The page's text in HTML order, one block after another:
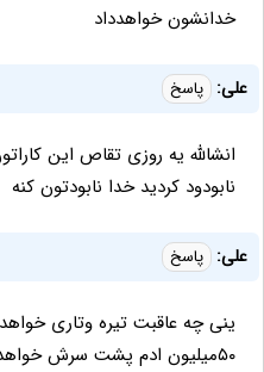
خدانشون خواهدداد
علی: پاسخ
انشالله یه روزی تقاص این
نابودود کردید خدا نابودتون کنه
علی: پاسخ
ینی چه عاقبت تیره وتاری
۵۰میلیون ادم پشت سرش